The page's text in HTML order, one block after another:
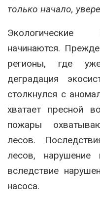
только начало,
начинаются.
регионы, где
деградация
столкнулся с
хватает пресной
пожары
лесов.
лесов, нарушение
вследствие
насоса.